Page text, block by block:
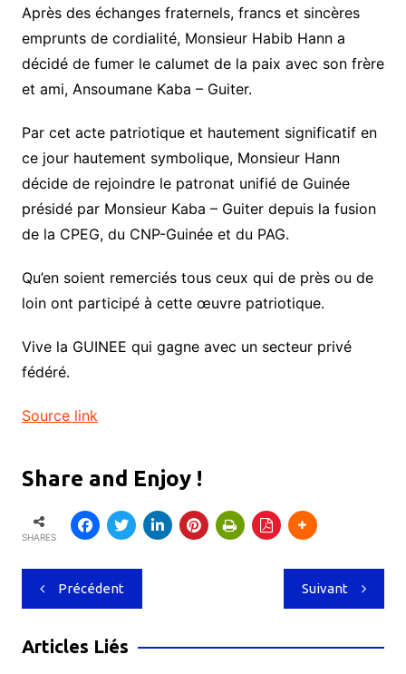
Après des échanges fraternels, francs et sincères
emprunts de cordialité, Monsieur Habib Hann a
décidé de fumer le calumet de la paix avec son frère
et ami, Ansoumane Kaba – Guiter.
Par cet acte patriotique et hautement significatif en
ce jour hautement symbolique, Monsieur Hann
décide de rejoindre le patronat unifié de Guinée
présidé par Monsieur Kaba – Guiter depuis la fusion
de la CPEG, du CNP-Guinée et du PAG.
Qu’en soient remerciés tous ceux qui de près ou de
loin ont participé à cette œuvre patriotique.
Vive la GUINEE qui gagne avec un secteur privé
fédéré.
Source link
Share and Enjoy !
SHARES
Navigation
de
l’article
Précédent Suivant
Articles Liés